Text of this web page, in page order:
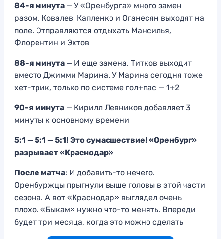
84-я минута — У «Оренбурга» много замен
разом. Ковалев, Капленко и Оганесян выходят на
поле. Отправляются отдыхать Мансилья,
Флорентин и Эктов
88-я минута — И еще замена. Титков выходит
вместо Джимми Марина. У Марина сегодня тоже
хет-трик, только по системе гол+пас — 1+2
90-я минута — Кирилл Левников добавляет 3
минуты к основному времени
5:1 — 5:1 — 5:1! Это сумасшествие! «Оренбург»
разрывает «Краснодар»
После матча: И добавить-то нечего.
Оренбуржцы прыгнули выше головы в этой части
сезона. А вот «Краснодар» выглядел очень
плохо. «Быкам» нужно что-то менять. Впереди
будет три месяца, когда это можно сделать